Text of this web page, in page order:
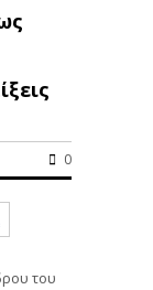
0
του